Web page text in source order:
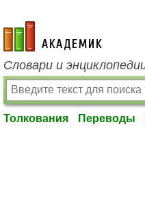
academic.ru
Словари и
Толкования Переводы